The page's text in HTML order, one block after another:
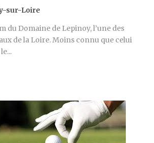
sur-Loire
du Domaine de Lepinoy, l’une des
de la Loire. Moins connu que celui